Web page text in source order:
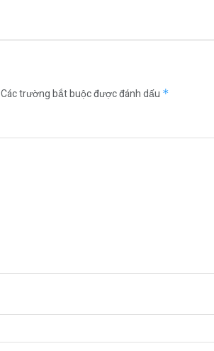
Các trường bắt buộc được đánh dấu *